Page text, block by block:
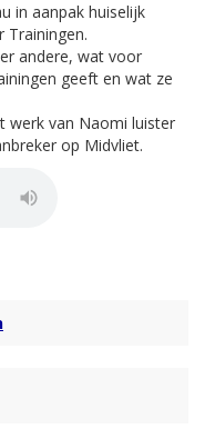
in aanpak huiselijk
Trainingen.
andere, wat voor
geeft en wat ze
werk van Naomi luister
op Midvliet.